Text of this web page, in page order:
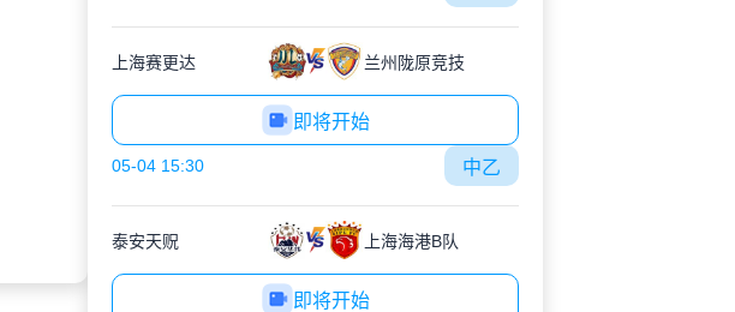
上海赛更达 兰州陇原竞技
即将开始
05-04 15:30 中乙
泰安天贶 上海海港B队
即将开始